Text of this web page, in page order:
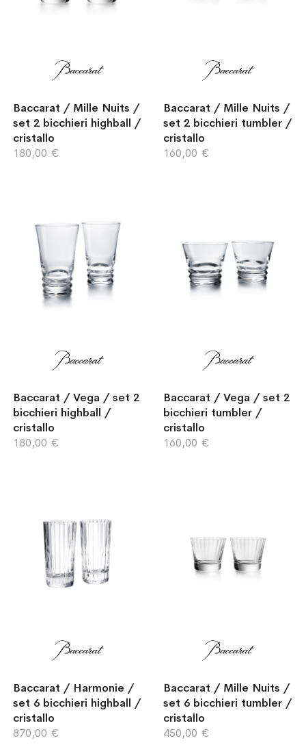
Baccarat / Mille Nuits /
set 2 bicchieri highball /
cristallo
180,00 €
Baccarat / Mille Nuits /
set 2 bicchieri tumbler /
cristallo
160,00 €
Baccarat / Vega / set 2
bicchieri highball /
cristallo
180,00 €
Baccarat / Vega / set 2
bicchieri tumbler /
cristallo
160,00 €
Baccarat / Harmonie /
set 6 bicchieri highball /
cristallo
870,00 €
Baccarat / Mille Nuits /
set 6 bicchieri tumbler /
cristallo
450,00 €